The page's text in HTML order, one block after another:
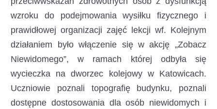
wzroku do podejmowania wysiłku fizycznego i
prawidłowej organizacji zajęć lekcji wf. Kolejnym
działaniem było włączenie się w akcję „Zobacz
Niewidomego”, w ramach której odbyła się
wycieczka na dworzec kolejowy w Katowicach.
Uczniowie poznali topografię budynku, poznali
dostępne dostosowania dla osób niewidomych i